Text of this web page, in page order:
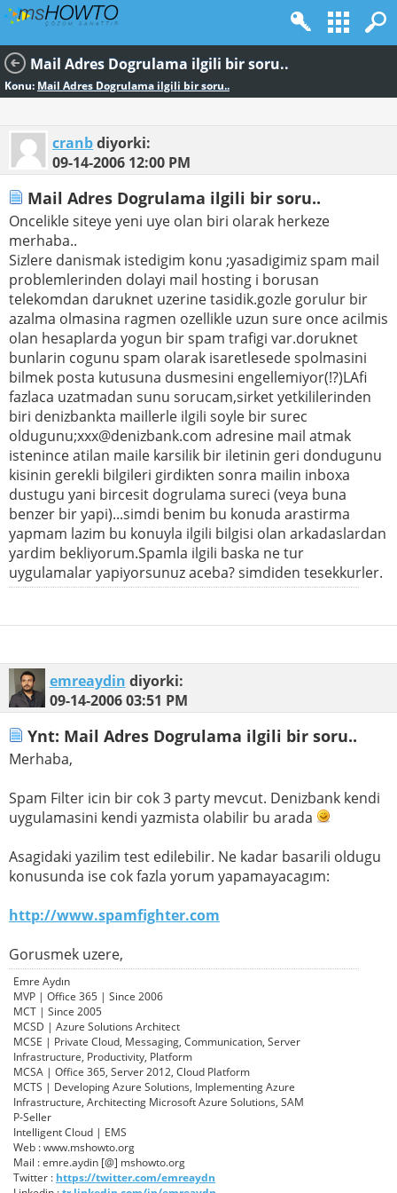
Mail Adres Dogrulama ilgili bir soru..
Konu: Mail Adres Dogrulama ilgili bir soru..
cranbdiyorki:
09-14-2006 12:00 PM
Mail Adres Dogrulama ilgili bir soru..
Oncelikle siteye yeni uye olan biri olarak herkeze
merhaba..
Sizlere danismak istedigim konu ;yasadigimiz spam mail
problemlerinden dolayi mail hosting i borusan
telekomdan daruknet uzerine tasidik.gozle gorulur bir
azalma olmasina ragmen ozellikle uzun sure once acilmis
olan hesaplarda yogun bir spam trafigi var.doruknet
bunlarin cogunu spam olarak isaretlesede spolmasini
bilmek posta kutusuna dusmesini engellemiyor(!?)LAfi
fazlaca uzatmadan sunu sorucam,sirket yetkililerinden
biri denizbankta maillerle ilgili soyle bir surec
oldugunu;xxx@denizbank.com adresine mail atmak
istenince atilan maile karsilik bir iletinin geri dondugunu
kisinin gerekli bilgileri girdikten sonra mailin inboxa
dustugu yani bircesit dogrulama sureci (veya buna
benzer bir yapi)...simdi benim bu konuda arastirma
yapmam lazim bu konuyla ilgili bilgisi olan arkadaslardan
yardim bekliyorum.Spamla ilgili baska ne tur
uygulamalar yapiyorsunuz aceba? simdiden tesekkurler.
emreaydin diyorki:
09-14-200603:51 PM
Ynt: Mail Adres Dogrulama ilgili bir soru..
Merhaba,
Spam Filter icin bir cok 3 party mevcut. Denizbank kendi
uygulamasini kendi yazmista olabilir bu arada
Asagidaki yazilim test edilebilir. Ne kadar basarili oldugu
konusunda ise cok fazla yorum yapamayacagım:
http://www.spamfighter.com
Gorusmek uzere,
Emre Aydın
MVP | Office 365 | Since 2006
MCT | Since 2005
MCSD | Azure Solutions Architect
MCSE | Private Cloud, Messaging, Communication, Server
Infrastructure, Productivity, Platform
MCSA | Office 365, Server 2012, Cloud Platform
MCTS | Developing Azure Solutions, Implementing Azure
Infrastructure, Architecting Microsoft Azure Solutions, SAM
P-Seller
Intelligent Cloud | EMS
Web : www.mshowto.org
Mail : emre.aydin [@] mshowto.org
Twitter : https://twitter.com/emreaydn